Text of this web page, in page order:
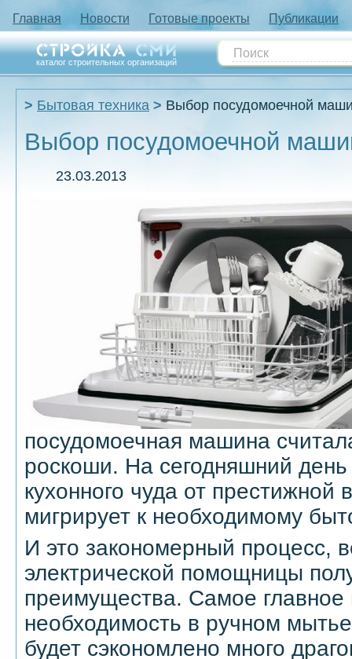
Главная Новости Готовые проекты Публикации
каталог строительных организаций
Бытовая техника Выбор посудомоечной
Выбор посудомоечной
23.03.2013
посудомоечная машина
роскоши. На сегодняшний
кухонного чуда от престижной
мигрирует к необходимому
И это закономерный процесс,
электрической помощницы
преимущества. Самое главное
необходимость в ручном
будет сэкономлено много